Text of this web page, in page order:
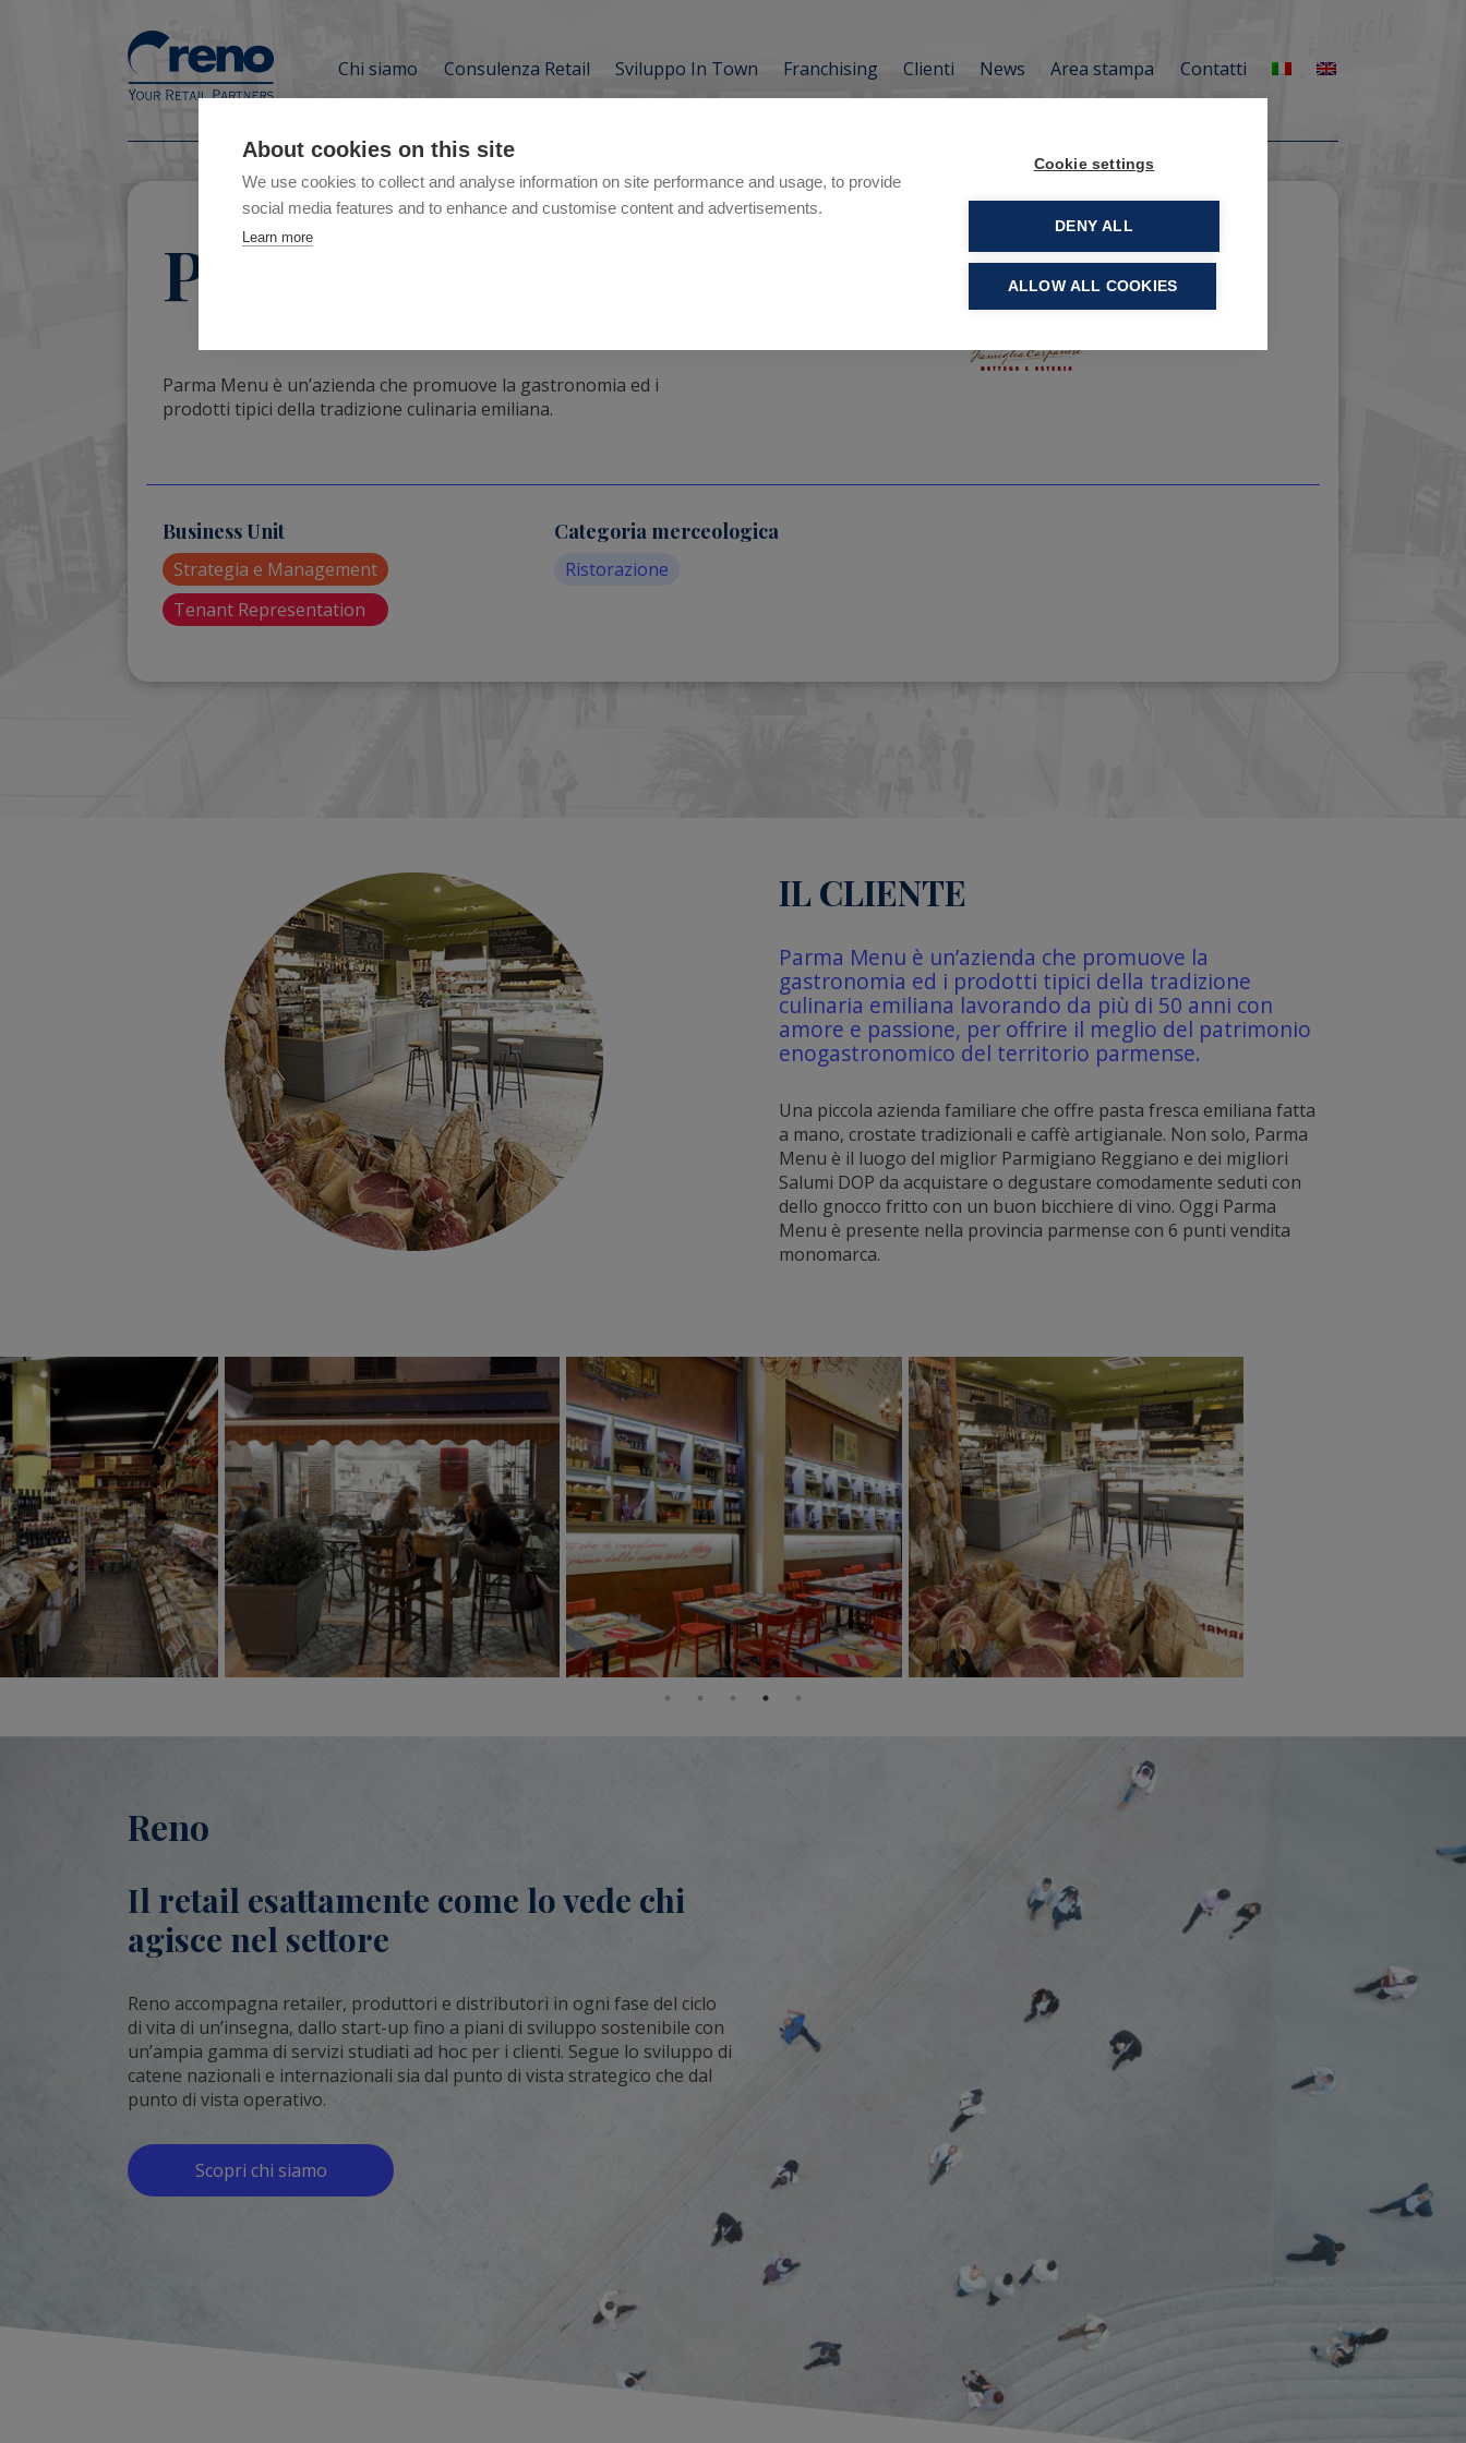
About cookies on this site
We use cookies to collect and analyse information on site performance and usage, to provide
social media features and to enhance and customise content and advertisements.
Learn more
Cookie settings
DENY ALL
ALLOW ALL COOKIES
Chi siamo Consulenza Retail Sviluppo In Town Franchising Clienti News Area stampa Contatti
Parma Menu
Parma Menu è un’azienda che promuove la gastronomia ed i
prodotti tipici della tradizione culinaria emiliana.
Business Unit
Strategia e Management
Tenant Representation
Categoria merceologica
Ristorazione
IL CLIENTE
Parma Menu è un’azienda che promuove la
gastronomia ed i prodotti tipici della tradizione
culinaria emiliana lavorando da più di 50 anni con
amore e passione, per offrire il meglio del patrimonio
enogastronomico del territorio parmense.
Una piccola azienda familiare che offre pasta fresca emiliana fatta
a mano, crostate tradizionali e caffè artigianale. Non solo, Parma
Menu è il luogo del miglior Parmigiano Reggiano e dei migliori
Salumi DOP da acquistare o degustare comodamente seduti con
dello gnocco fritto con un buon bicchiere di vino. Oggi Parma
Menu è presente nella provincia parmense con 6 punti vendita
monomarca.
Reno
Il retail esattamente come lo vede chi
agisce nel settore
Reno accompagna retailer, produttori e distributori in ogni fase del ciclo
di vita di un’insegna, dallo start-up fino a piani di sviluppo sostenibile con
un’ampia gamma di servizi studiati ad hoc per i clienti. Segue lo sviluppo di
catene nazionali e internazionali sia dal punto di vista strategico che dal
punto di vista operativo.
Scopri chi siamo